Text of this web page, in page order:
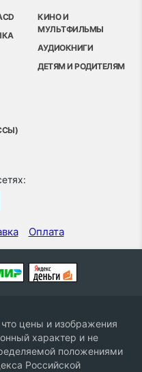
КИНО И
МУЛЬТФИЛЬМЫ
АУДИОКНИГИ
ДЕТЯМ И РОДИТЕЛЯМ
Оплата
цены и изображения
характер и не
положениями
Российской